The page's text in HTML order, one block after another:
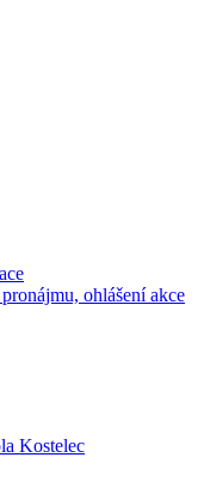
ohlášení akce
Kostelec